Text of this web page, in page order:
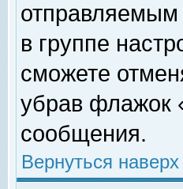
в группе
сможете
убрав флажок
сообщения.
Вернуться наверх